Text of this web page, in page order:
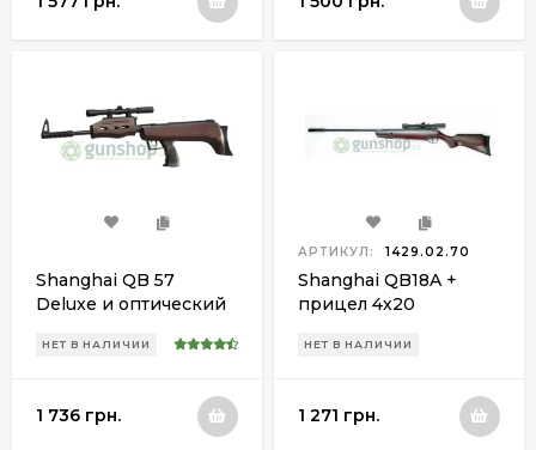
Shanghai QB 57
Deluxe и оптический
НЕТ В НАЛИЧИИ
1 736 грн.
АРТИКУЛ: 1429.02.70
Shanghai QB18A +
прицел 4х20
НЕТ В НАЛИЧИИ
1 271 грн.